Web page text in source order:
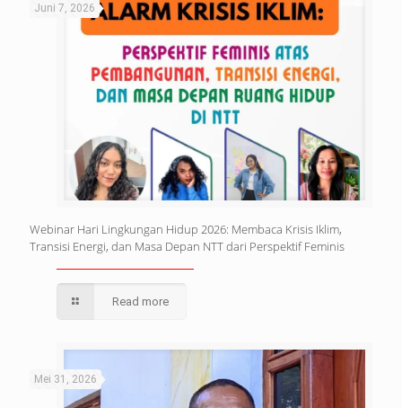
Juni 7, 2026
Webinar Hari Lingkungan Hidup 2026: Membaca Krisis Iklim,
Transisi Energi, dan Masa Depan NTT dari Perspektif Feminis
Read more
Mei 31, 2026